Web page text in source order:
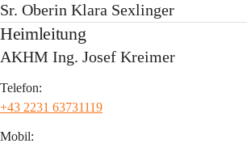
Sr. Oberin Klara Sexlinger
Heimleitung
AKHM Ing. Josef Kreimer
Telefon:
+43 2231 63731119
Mobil: